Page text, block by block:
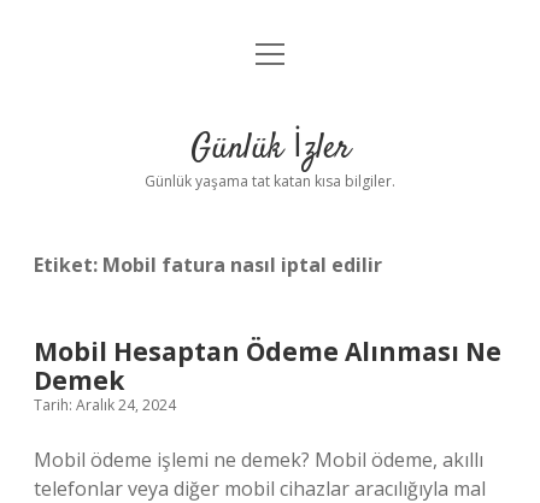
Anasayfa
Yasal Uyarı
menüyü
Günlük İzler
Günlük yaşama tat katan kısa bilgiler.
Etiket: Mobil fatura nasıl iptal edilir
Mobil Hesaptan Ödeme Alınması Ne
Demek
Tarih: Aralık 24, 2024
Mobil ödeme işlemi ne demek? Mobil ödeme, akıllı
telefonlar veya diğer mobil cihazlar aracılığıyla mal